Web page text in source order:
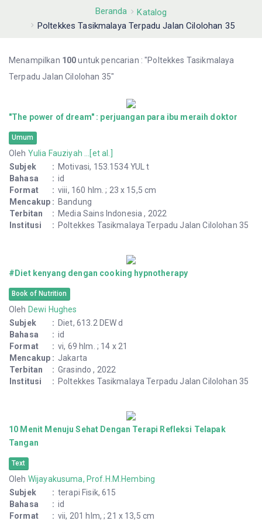
Beranda
Katalog
Poltekkes Tasikmalaya Terpadu Jalan Cilolohan 35
Menampilkan 100untuk pencarian : "Poltekkes Tasikmalaya
Terpadu Jalan Cilolohan 35"
"The power of dream" : perjuangan para ibu meraih doktor
Umum
Oleh Yulia Fauziyah ...[et al.]
Subjek
: Motivasi, 153.1534 YUL t
Bahasa
: id
Format
: viii, 160 hlm. ; 23 x 15,5 cm
Mencakup : Bandung
Terbitan
: Media Sains Indonesia , 2022
Institusi
: Poltekkes Tasikmalaya Terpadu Jalan Cilolohan 35
#Diet kenyang dengan cooking hypnotherapy
Book of Nutrition
Oleh Dewi Hughes
Subjek
: Diet, 613.2 DEW d
Bahasa
: id
Format
: vi, 69 hlm. ; 14 x 21
Mencakup : Jakarta
Terbitan
: Grasindo , 2022
Institusi
: Poltekkes Tasikmalaya Terpadu Jalan Cilolohan 35
10 Menit Menuju Sehat Dengan Terapi Refleksi Telapak
Tangan
Text
Oleh Wijayakusuma, Prof.H.M.Hembing
Subjek
: terapi Fisik, 615
Bahasa
: id
Format
: vii, 201 hlm, ; 21 x 13,5 cm